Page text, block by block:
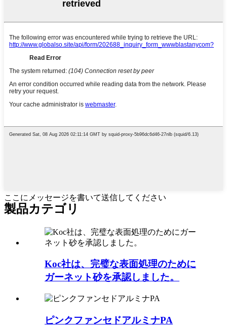
ここにメッセージを書いて送信してください
製品カテゴリ
Koc社は、完璧な表面処理のために
ガーネット砂を承認しました。
ピンクファンセドアルミナPA